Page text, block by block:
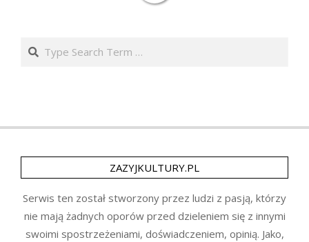
Search
ZAZYJKULTURY.PL
Serwis ten został stworzony przez ludzi z pasją, którzy
nie mają żadnych oporów przed dzieleniem się z innymi
swoimi spostrzeżeniami, doświadczeniem, opinią. Jako,